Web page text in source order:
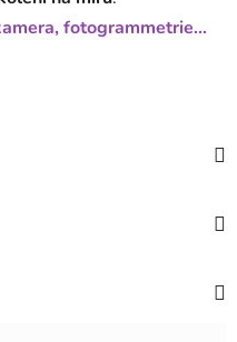
fotogrammetrie...